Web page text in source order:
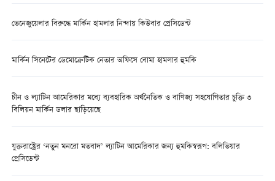
ভেনেজুয়েলার বিরুদ্ধে মার্কিন হামলার নিন্দায় কিউবার প্রেসিডেন্ট
মার্কিন সিনেটের ডেমোক্রেটিক নেতার অফিসে বোমা হামলার হুমকি
চীন ও ল্যাটিন আমেরিকার মধ্যে ব্যবহারিক অর্থনৈতিক ও বাণিজ্য সহযোগিতার চুক্তি ৩
বিলিয়ন মার্কিন ডলার ছাড়িয়েছে
যুক্তরাষ্ট্রের ‘নতুন মনরো মতবাদ’ ল্যাটিন আমেরিকার জন্য হুমকিস্বরূপ: বলিভিয়ার
প্রেসিডেন্ট